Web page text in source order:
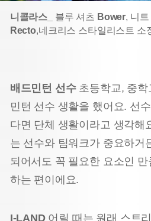
니콜라스_ 블루 셔츠 Bower, 니트
Recto,네크리스 스타일리스트 소
배드민턴 선수 초등학교, 중
민턴 선수 생활을 했어요. 선
다면 단체 생활이라고 생각해
는 선수와 팀워크가 중요하거
되어서도 꼭 필요한 요소인
하는 편이에요.
I-LAND 어릴 때는 원래 스트